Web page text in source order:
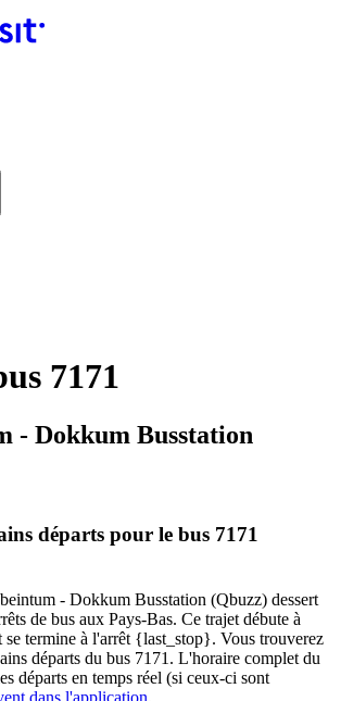
7171
- Dokkum Busstation
départs pour le bus 7171
- Dokkum Busstation (Qbuzz) dessert
de bus aux Pays-Bas. Ce trajet débute à
termine à l'arrêt {last_stop}. Vous trouverez
départs du bus 7171. L'horaire complet du
départs en temps réel (si ceux-ci sont